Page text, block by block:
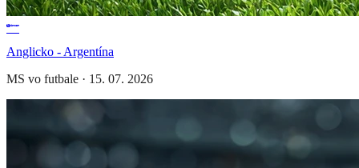
Anglicko - Argentína
MS vo futbale · 15. 07. 2026